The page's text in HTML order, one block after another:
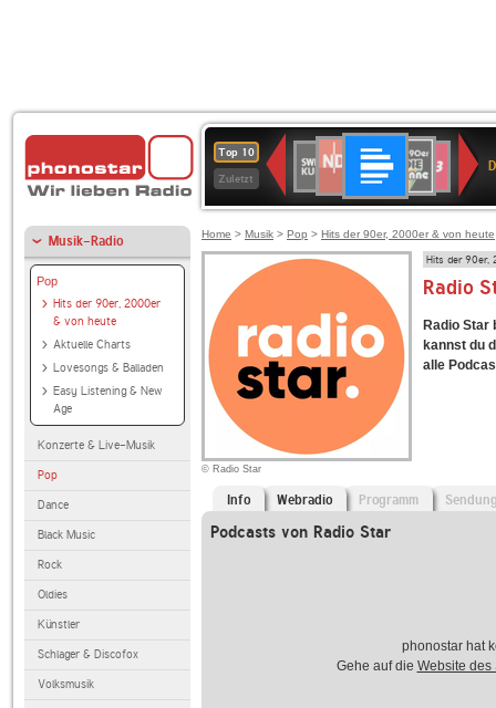
Top 10
Zuletzt
Deutschlandfunk
80er
90er
OLDIE
ANTENNE
SWR3
SWR
Kultur
2
Musik-Radio
Pop
Hits der 90er, 2000er
& von heute
Aktuelle Charts
Lovesongs & Balladen
Easy Listening & New
Age
Konzerte & Live-Musik
Pop
Dance
Black Music
Rock
Oldies
Künstler
Schlager & Discofox
Volksmusik
Home > Musik > Pop > Hits der 90er, 2000er & von heute
© Radio Star
Hits der 90er,
Radio
Radio Star
kannst du
alle
Info Webradio Programm
Podcasts von Radio Star
phonostar hat
Gehe auf die Website des